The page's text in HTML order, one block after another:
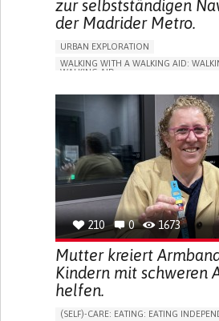
zur selbstständigen
der Madrider Metro.
URBAN EXPLORATION
WALKING WITH A WALKING AID:
WALKING AID
APP (INCLUDING WHEN CONNECTED
ONLINE SERVICE
SOCIAL
VISION PROBLEMS
PROMOTING INCLUSIVITY AND
OPHTHALMOLOGY
SPAIN
210 0 1673
Mutter kreiert
Kindern mit schweren
helfen.
(SELF)-CARE: EATING: EATING